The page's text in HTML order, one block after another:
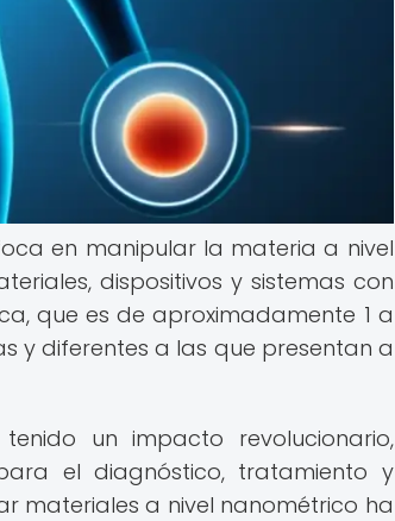
en manipular la materia a nivel
dispositivos y sistemas con
que es de aproximadamente 1 a
y diferentes a las que presentan a
un impacto revolucionario,
el diagnóstico, tratamiento y
materiales a nivel nanométrico ha